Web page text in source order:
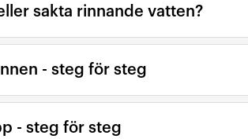
sakta rinnande vatten?
- steg för steg
- steg för steg